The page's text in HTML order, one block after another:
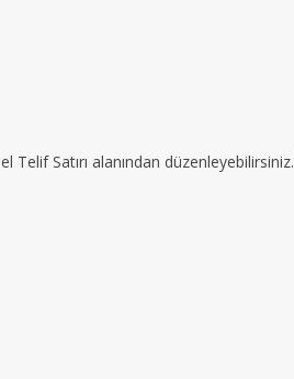
Telif Satırı alanından düzenleyebilirsiniz.